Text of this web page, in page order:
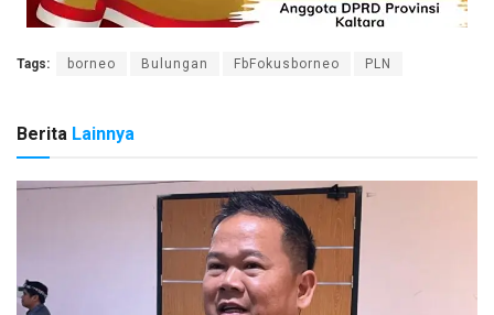
Tags: borneo Bulungan FbFokusborneo PLN
Berita Lainnya